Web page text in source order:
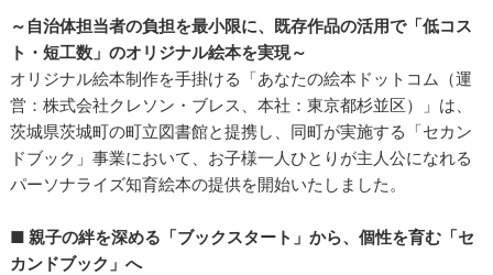
～自治体担当者の負担を最小限に、既存作品の活用で「低コス
ト・短工数」のオリジナル絵本を実現～
オリジナル絵本制作を手掛ける「あなたの絵本ドットコム（運
営：株式会社クレソン・ブレス、本社：東京都杉並区）」は、
茨城県茨城町の町立図書館と提携し、同町が実施する「セカン
ドブック」事業において、お子様一人ひとりが主人公になれる
パーソナライズ知育絵本の提供を開始いたしました。
■ 親子の絆を深める「ブックスタート」から、個性を育む「セ
カンドブック」へ